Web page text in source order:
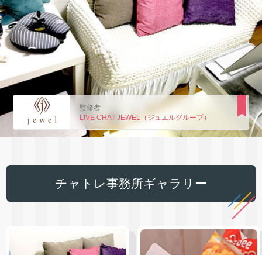
監修者
LIVE CHAT JEWEL（ジュエルグループ）
チャトレ事務所ギャラリー